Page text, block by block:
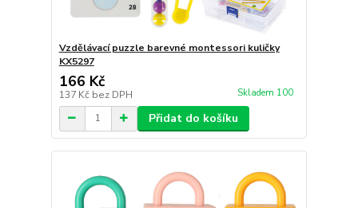
Vzdělávací puzzle barevné montessori kuličky
KX5297
166 Kč
137 Kč bez DPH Skladem 100
Přidat do košíku